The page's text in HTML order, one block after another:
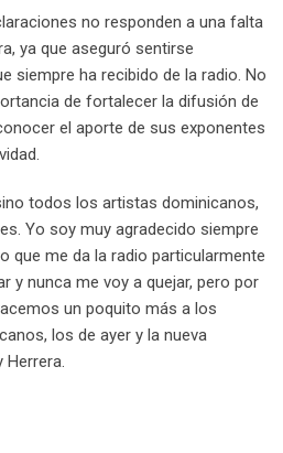
no responden a una falta
ya que aseguró sentirse
siempre ha recibido de la radio. No
de fortalecer la difusión de
el aporte de sus exponentes
todos los artistas dominicanos,
Yo soy muy agradecido siempre
que me da la radio particularmente
y nunca me voy a quejar, pero por
un poquito más a los
los de ayer y la nueva
Herrera.